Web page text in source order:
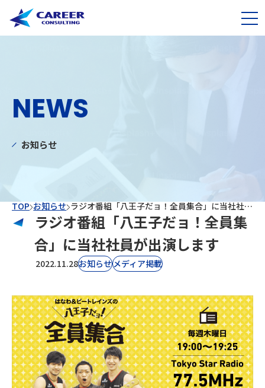
NEWS
お知らせ
TOP お知らせ ラジオ番組「八王子だョ！全員集合」に当社社員が出演します
ラジオ番組「八王子だョ！全員集
合」に当社社員が出演します
2022.11.28お知らせ⁨⁩メディア掲載